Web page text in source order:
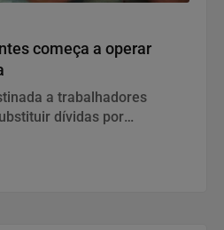
começa a operar
a trabalhadores
dívidas por